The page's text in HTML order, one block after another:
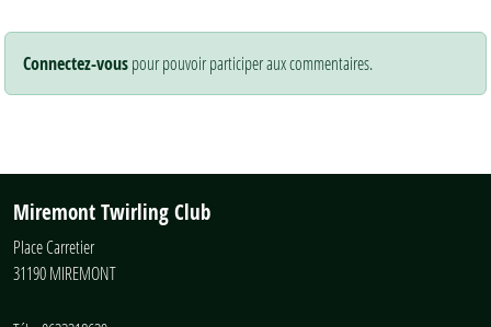
Connectez-vouspour pouvoir participer aux commentaires.
Miremont Twirling Club
Place Carretier
31190MIREMONT